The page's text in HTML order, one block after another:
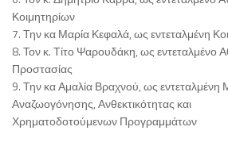
Κοιμητηρίων
7. Την κα Μαρία Κεφαλά, ως εντεταλμένη
8. Τον κ. Τίτο Ψαρουδάκη, ως εντεταλμένο
Προστασίας
9. Την κα Αμαλία Βραχνού, ως εντεταλμένη
Αναζωογόνησης, Ανθεκτικότητας και
Χρηματοδοτούμενων Προγραμμάτων